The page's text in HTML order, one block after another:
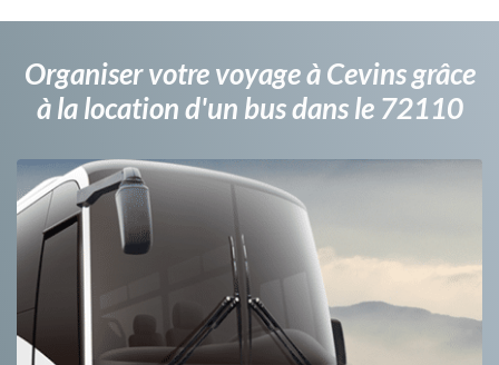
Organiser votre voyage à Cevins grâce
à la location d'un bus dans le 72110